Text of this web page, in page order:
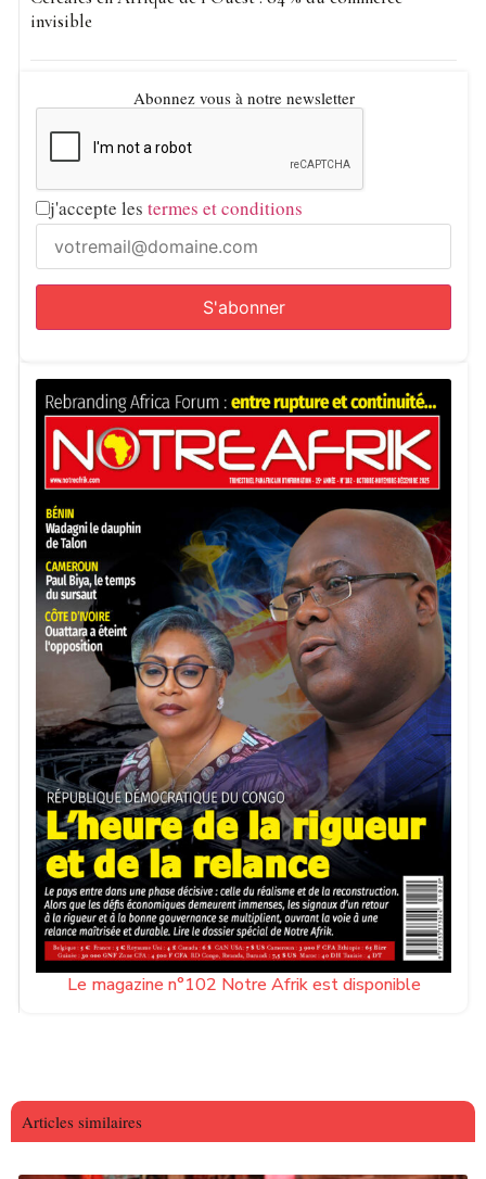
invisible
Abonnez vous à notre newsletter
j'accepte les termes et conditions
Le magazine n°102 Notre Afrik est disponible
Articles similaires